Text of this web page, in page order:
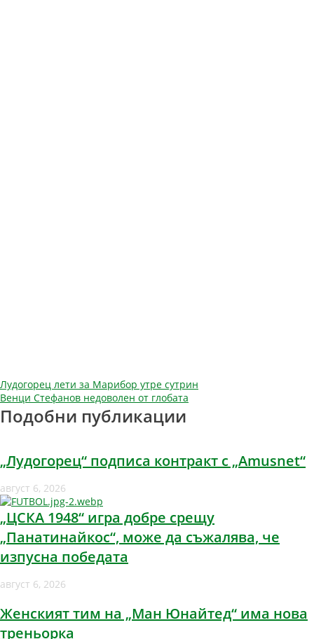
Навигация
Лудогорец лети за Марибор утре сутрин
Венци Стефанов недоволен от глобата
Подобни публикации
„Лудогорец“ подписа контракт с „Amusnet“
август 6, 2026
„ЦСКА 1948“ игра добре срещу
„Панатинайкос“, може да съжалява, че
изпусна победата
август 6, 2026
Женският тим на „Ман Юнайтед“ има нова
треньорка